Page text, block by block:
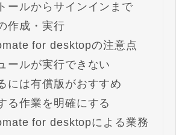
ールからサインインまで
作成・実行
for desktopの注意点
ールが実行できない
には有償版がおすすめ
る作業を明確にする
for desktopによる業務